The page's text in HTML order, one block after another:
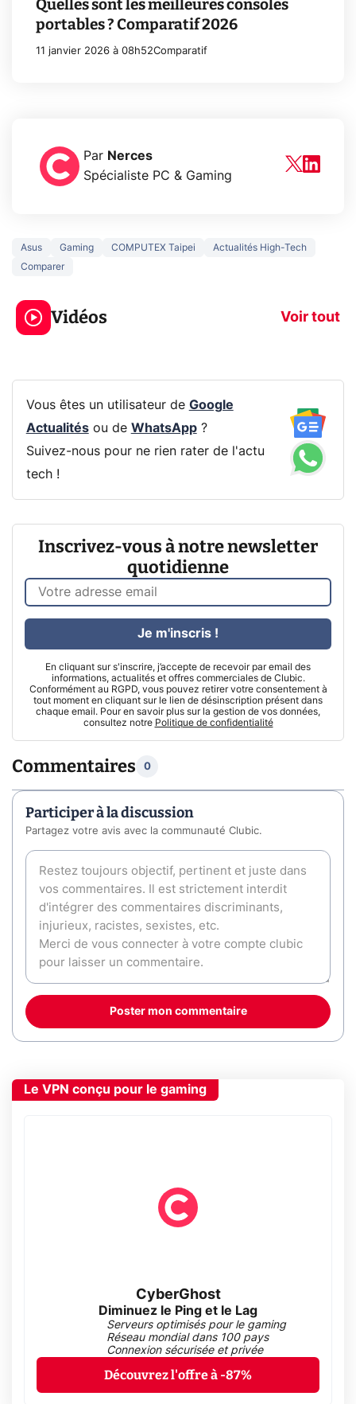
Quelles sont les meilleures consoles
portables ? Comparatif 2026
11 janvier 2026 à 08h52Comparatif
Par Nerces
Spécialiste PC & Gaming
Asus Gaming COMPUTEX Taipei
Actualités High-Tech
Comparer
Vidéos Voir tout
3 écrans en 1 pour
319€ ? Voici L'AOC
CQ32G4ZA !
prochaine
Vous êtes un utilisateur de Google
Actualitésou de WhatsApp?
Suivez-nous pour ne rien rater de l'actu
tech !
Inscrivez-vous à notre newsletter
quotidienne
En cliquant sur s'inscrire, j’accepte de recevoir par email des
informations, actualités et offres commerciales de Clubic.
Conformément au RGPD, vous pouvez retirer votre consentement à
tout moment en cliquant sur le lien de désinscription présent dans
chaque email. Pour en savoir plus sur la gestion de vos données,
consultez notre Politique de confidentialité
Je m'inscris !
Commentaires 0
Participer à la discussion
Partagez votre avis avec la communauté Clubic.
Poster mon commentaire
Le VPN conçu pour le gaming
CyberGhost
Diminuez le Ping et le Lag
Serveurs optimisés pour le gaming
Réseau mondial dans 100 pays
Connexion sécurisée et privée
Découvrez l'offre à -87%